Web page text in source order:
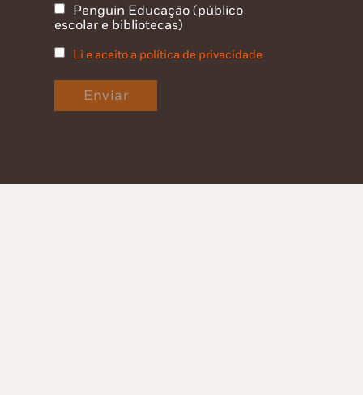
Penguin Educação (público
escolar e bibliotecas)
Li e aceito a política de privacidade